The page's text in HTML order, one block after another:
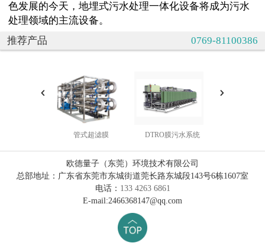
色发展的今天，地埋式污水处理一体化设备将成为污水
处理领域的主流设备。
推荐产品
0769-81100386
管式超滤膜 DTRO膜污水系统
欧德量子（东莞）环境技术有限公司
总部地址：广东省东莞市东城街道莞长路东城段143号6栋1607室
电话： 133 4263 6861
E-mail:2466368147@qq.com